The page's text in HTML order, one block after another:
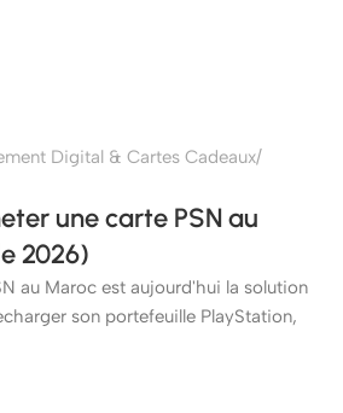
Digital & Cartes Cadeaux
une carte PSN au
2026)
au Maroc est aujourd'hui la solution
son portefeuille PlayStation,